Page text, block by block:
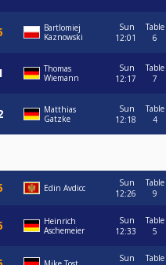
Bartlomiej
Kaznowski
Sun
12:01
Table
6
Thomas
Wiemann
Sun
12:17
Table
7
Matthias
Gatzke
Sun
12:18
Table
4
Edin Avdicc
Sun
12:26
Table
9
Heinrich
Aschemeier
Sun
12:33
Table
5
Sun
Table